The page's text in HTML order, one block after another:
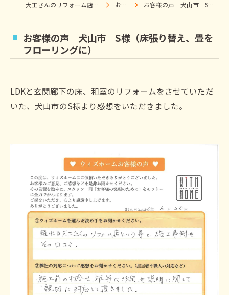
大工さんのリフォーム店｜株式会社ウィズホーム｜扶桑・犬山 お客様の声 お客様の声 犬山市 S様（床張り替え、畳をフローリングに）
お客様の声 犬山市 S様（床張り替え、畳を
フローリングに）
LDKと玄関廊下の床、和室のリフォームをさせていただ
いた、犬山市のS様より感想をいただきました。